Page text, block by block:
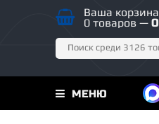
Ваша корзина
0 товаров — 0
МЕНЮ